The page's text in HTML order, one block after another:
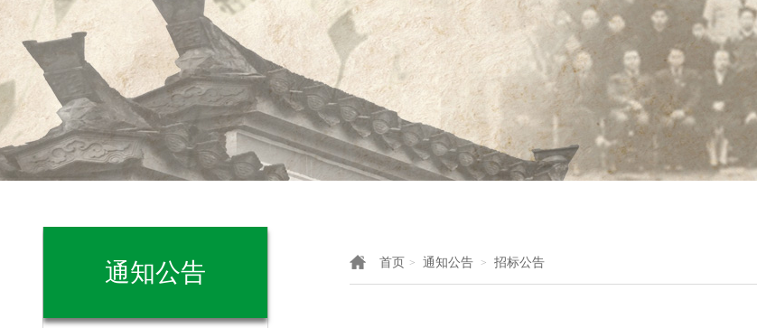
通知公告 首页 > 通知公告 > 招标公告